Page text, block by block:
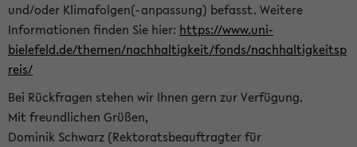
und/oder Klimafolgen(-anpassung) befasst. Weitere
Informationen finden Sie hier: https://www.uni-
bielefeld.de/themen/nachhaltigkeit/fonds/nachhaltigkeitsp
reis/
Bei Rückfragen stehen wir Ihnen gern zur Verfügung.
Mit freundlichen Grüßen,
Dominik Schwarz (Rektoratsbeauftragter für